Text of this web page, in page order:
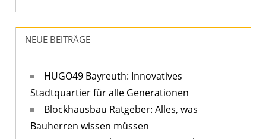
NEUE BEITRÄGE
HUGO49 Bayreuth: Innovatives
Stadtquartier für alle Generationen
Blockhausbau Ratgeber: Alles, was
Bauherren wissen müssen